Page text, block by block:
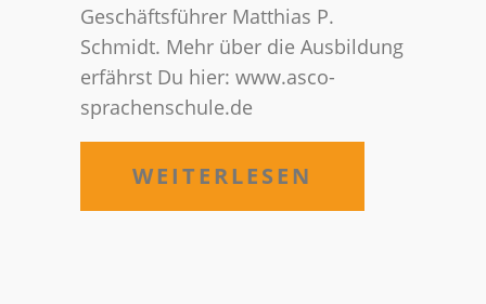
Geschäftsführer Matthias P.
Schmidt. Mehr über die Ausbildung
erfährst Du hier: www.asco-
sprachenschule.de
WEITERLESEN